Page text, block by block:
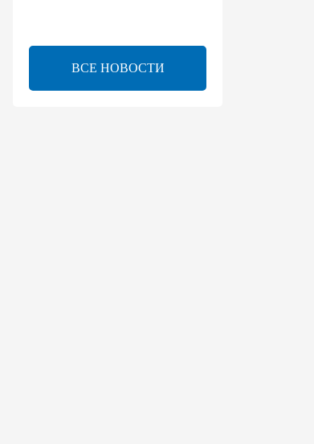
взаимном выделении
образовательных квот между
ВСЕ НОВОСТИ